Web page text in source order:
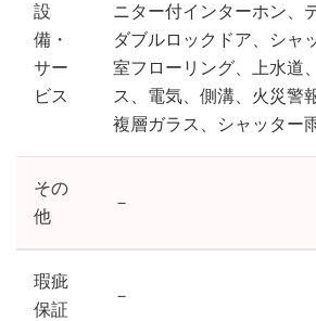
設
備・
サー
ビス
ニター付インターホン、
ダブルロックドア、シャ
室フローリング、上水道
ス、電気、側溝、火災警
複層ガラス、シャッター
その
他
－
瑕疵
保証
－